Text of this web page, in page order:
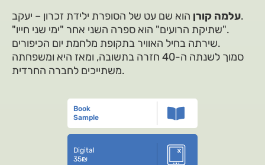
עלמה קורןהוא שם עט של הסופרת ילידת זכרון – יעקב.
"שתיקת הרועים" הוא ספרה השני אחר "ימי שני חייו".
שירתה בחיל האוויר בתקופת מלחמת יום הכיפורים.
סמוך לשנתה ה-40 חזרה בתשובה, ומאז היא ומשפחתה
משתייכים לחברה החרדית.
Book
Sample
Digital
35₪